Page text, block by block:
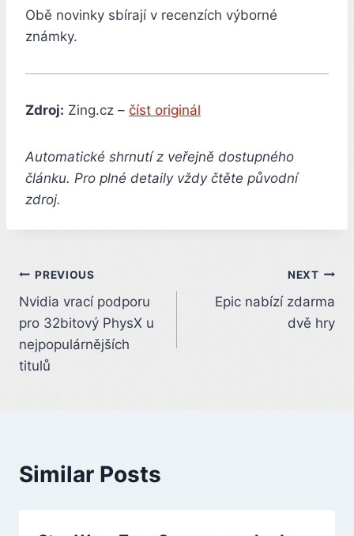
Obě novinky sbírají v recenzích výborné
známky.
Zdroj: Zing.cz – číst originál
Automatické shrnutí z veřejně dostupného
článku. Pro plné detaily vždy čtěte původní
zdroj.
Post
navigation
PREVIOUS
Nvidia vrací podporu
pro 32bitový PhysX u
nejpopulárnějších
titulů
NEXT
Epic nabízí zdarma
dvě hry
Similar Posts